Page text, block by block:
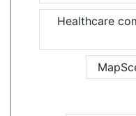
Healthcare